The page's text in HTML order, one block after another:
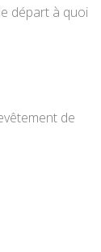
départ à quoi
de